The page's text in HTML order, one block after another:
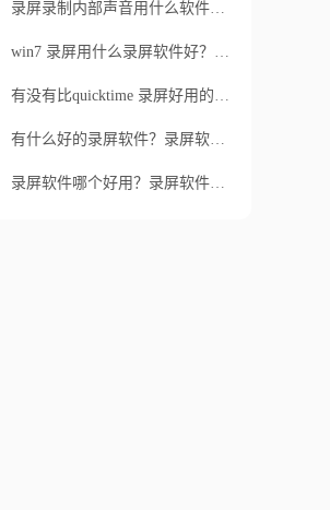
录屏录制内部声音用什么软件？录制视频没有声音怎么解决？
win7 录屏用什么录屏软件好？win7怎么录屏？
有没有比quicktime 录屏好用的软件？什么录屏软件靠谱？
有什么好的录屏软件？录屏软件怎么录屏？
录屏软件哪个好用？录屏软件的注意事项有哪些？